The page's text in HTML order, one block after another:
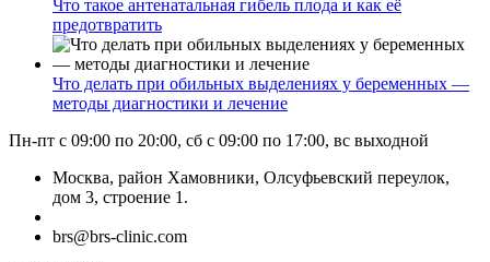
Что такое антенатальная гибель плода и как её
предотвратить
Что делать при обильных выделениях у беременных —
методы диагностики и лечение
Пн-пт с 09:00 по 20:00, сб с 09:00 по 17:00, вс выходной
Москва, район Хамовники, Олсуфьевский переулок,
дом 3, строение 1.
brs@brs-clinic.com